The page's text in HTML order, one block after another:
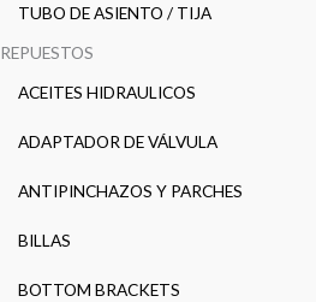
TUBO DE ASIENTO / TIJA
REPUESTOS
ACEITES HIDRAULICOS
ADAPTADOR DE VÁLVULA
ANTIPINCHAZOS Y PARCHES
BILLAS
BOTTOM BRACKETS